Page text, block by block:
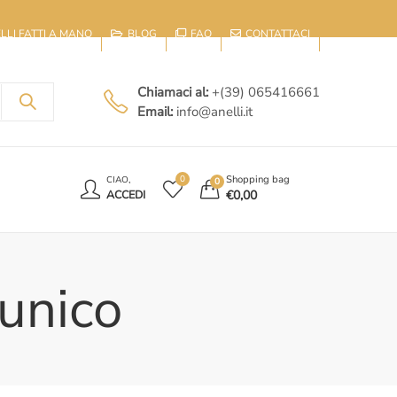
FATTI A MANO BLOG FAQ CONTATTACI
Chiamaci al: +(39) 065416661
Email: info@anelli.it
CIAO,
ACCEDI
0 0 Shopping bag
€0,00